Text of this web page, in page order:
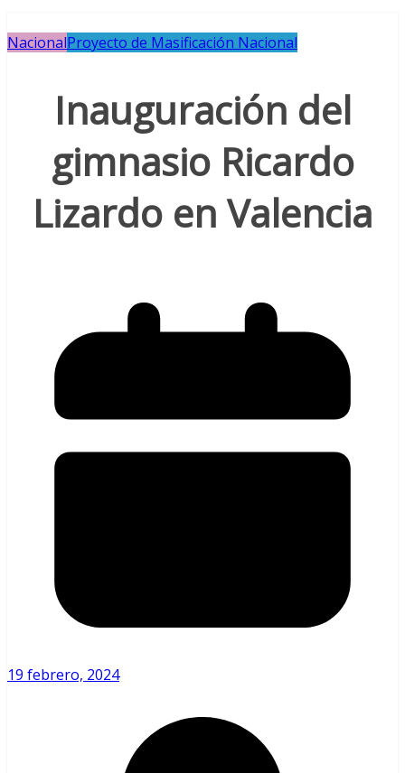
NacionalProyecto de Masificación Nacional
Inauguración del
gimnasio Ricardo
Lizardo en Valencia
19 febrero, 2024